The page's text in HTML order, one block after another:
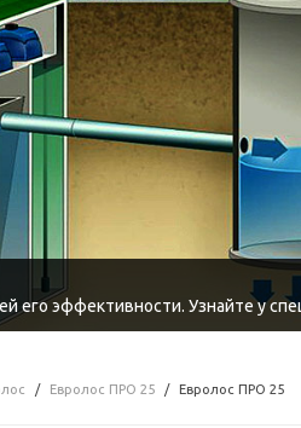
его эффективности. Узнайте у
Евролос ПРО 25 Евролос ПРО 25